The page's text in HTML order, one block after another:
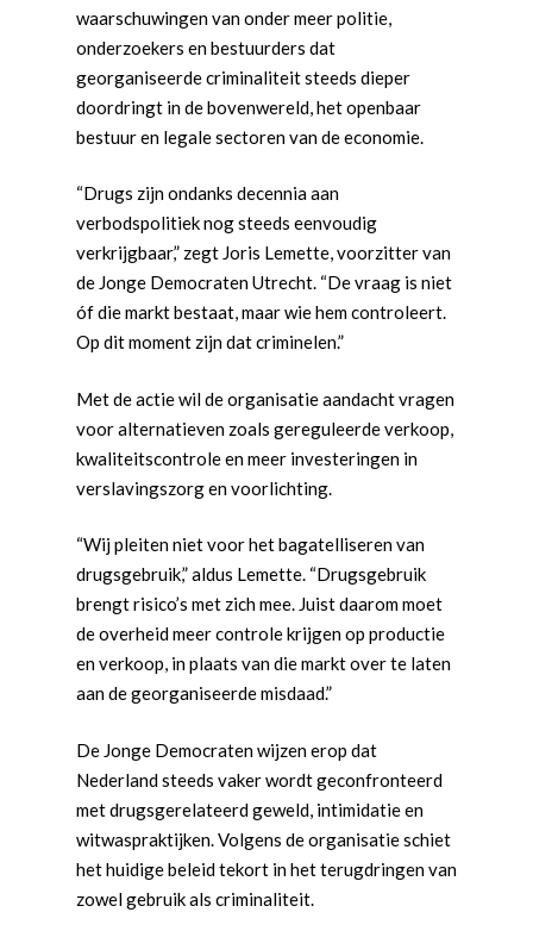
waarschuwingen van onder meer politie,
onderzoekers en bestuurders dat
georganiseerde criminaliteit steeds dieper
doordringt in de bovenwereld, het openbaar
bestuur en legale sectoren van de economie.
“Drugs zijn ondanks decennia aan
verbodspolitiek nog steeds eenvoudig
verkrijgbaar,” zegt Joris Lemette, voorzitter van
de Jonge Democraten Utrecht. “De vraag is niet
óf die markt bestaat, maar wie hem controleert.
Op dit moment zijn dat criminelen.”
Met de actie wil de organisatie aandacht vragen
voor alternatieven zoals gereguleerde verkoop,
kwaliteitscontrole en meer investeringen in
verslavingszorg en voorlichting.
“Wij pleiten niet voor het bagatelliseren van
drugsgebruik,” aldus Lemette. “Drugsgebruik
brengt risico’s met zich mee. Juist daarom moet
de overheid meer controle krijgen op productie
en verkoop, in plaats van die markt over te laten
aan de georganiseerde misdaad.”
De Jonge Democraten wijzen erop dat
Nederland steeds vaker wordt geconfronteerd
met drugsgerelateerd geweld, intimidatie en
witwaspraktijken. Volgens de organisatie schiet
het huidige beleid tekort in het terugdringen van
zowel gebruik als criminaliteit.
Word actief
Welkom bij de Jonge
Agenda
Nieuws en Vacatures
Standpunten
Moties en Politiek
Beginselen
Buitenlandse Zaken &
Democratie &
Diversiteit & Participatie
Duurzaamheid
Economie, Financiën &
Zaken
Politiek
Internationaal
Politiek Adviseurs
Politieke Werkgroepen
Vereniging
Congressen
Ontwikkeling
Trainingen & Trainers
DEMO
Vrienden van de Jonge
Democraten
Partners
Afdelingen
Amsterdam
Zwolle
Brabant
Fryslân
Groningen-Drenthe
Meld je aan!